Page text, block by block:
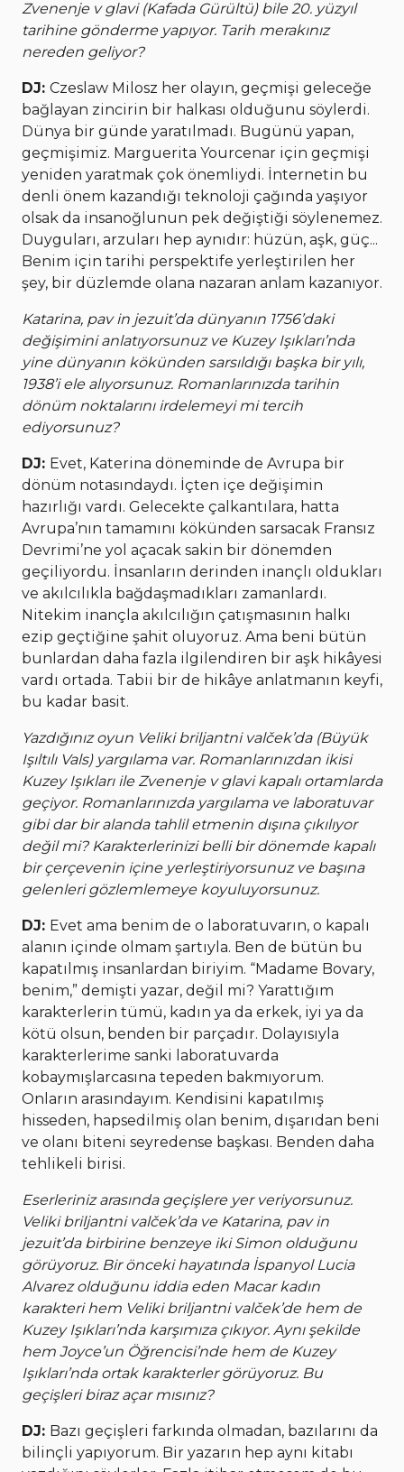
Zvenenje v glavi (Kafada Gürültü) bile 20. yüzyıl
tarihine gönderme yapıyor. Tarih merakınız
nereden geliyor?
DJ: Czeslaw Milosz her olayın, geçmişi geleceğe
bağlayan zincirin bir halkası olduğunu söylerdi.
Dünya bir günde yaratılmadı. Bugünü yapan,
geçmişimiz. Marguerita Yourcenar için geçmişi
yeniden yaratmak çok önemliydi. İnternetin bu
denli önem kazandığı teknoloji çağında yaşıyor
olsak da insanoğlunun pek değiştiği söylenemez.
Duyguları, arzuları hep aynıdır: hüzün, aşk, güç...
Benim için tarihi perspektife yerleştirilen her
şey, bir düzlemde olana nazaran anlam kazanıyor.
Katarina, pav in jezuit’da dünyanın 1756’daki
değişimini anlatıyorsunuz ve Kuzey Işıkları’nda
yine dünyanın kökünden sarsıldığı başka bir yılı,
1938’i ele alıyorsunuz. Romanlarınızda tarihin
dönüm noktalarını irdelemeyi mi tercih
ediyorsunuz?
DJ: Evet, Katerina döneminde de Avrupa bir
dönüm notasındaydı. İçten içe değişimin
hazırlığı vardı. Gelecekte çalkantılara, hatta
Avrupa’nın tamamını kökünden sarsacak Fransız
Devrimi’ne yol açacak sakin bir dönemden
geçiliyordu. İnsanların derinden inançlı oldukları
ve akılcılıkla bağdaşmadıkları zamanlardı.
Nitekim inançla akılcılığın çatışmasının halkı
ezip geçtiğine şahit oluyoruz. Ama beni bütün
bunlardan daha fazla ilgilendiren bir aşk hikâyesi
vardı ortada. Tabii bir de hikâye anlatmanın keyfi,
bu kadar basit.
Yazdığınız oyun Veliki briljantni valček’da (Büyük
Işıltılı Vals) yargılama var. Romanlarınızdan ikisi
Kuzey Işıkları ile Zvenenje v glavi kapalı ortamlarda
geçiyor. Romanlarınızda yargılama ve laboratuvar
gibi dar bir alanda tahlil etmenin dışına çıkılıyor
değil mi? Karakterlerinizi belli bir dönemde kapalı
bir çerçevenin içine yerleştiriyorsunuz ve başına
gelenleri gözlemlemeye koyuluyorsunuz.
DJ: Evet ama benim de o laboratuvarın, o kapalı
alanın içinde olmam şartıyla. Ben de bütün bu
kapatılmış insanlardan biriyim. “Madame Bovary,
benim,” demişti yazar, değil mi? Yarattığım
karakterlerin tümü, kadın ya da erkek, iyi ya da
kötü olsun, benden bir parçadır. Dolayısıyla
karakterlerime sanki laboratuvarda
kobaymışlarcasına tepeden bakmıyorum.
Onların arasındayım. Kendisini kapatılmış
hisseden, hapsedilmiş olan benim, dışarıdan beni
ve olanı biteni seyredense başkası. Benden daha
tehlikeli birisi.
Eserleriniz arasında geçişlere yer veriyorsunuz.
Veliki briljantni valček’da ve Katarina, pav in
jezuit’da birbirine benzeye iki Simon olduğunu
görüyoruz. Bir önceki hayatında İspanyol Lucia
Alvarez olduğunu iddia eden Macar kadın
karakteri hem Veliki briljantni valček’de hem de
Kuzey Işıkları’nda karşımıza çıkıyor. Aynı şekilde
hem Joyce’un Öğrencisi’nde hem de Kuzey
Işıkları’nda ortak karakterler görüyoruz. Bu
geçişleri biraz açar mısınız?
DJ: Bazı geçişleri farkında olmadan, bazılarını da
bilinçli yapıyorum. Bir yazarın hep aynı kitabı